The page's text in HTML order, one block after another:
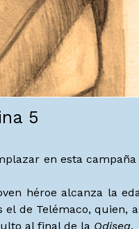
5
en esta
héroe alcanza la
de Telémaco, quien,
al final de la Odisea.